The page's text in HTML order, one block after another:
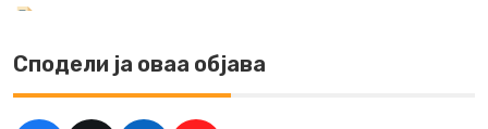
Сподели ја оваа објава